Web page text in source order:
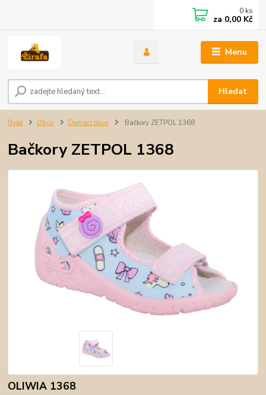
Menu
Hledat
0 ks
za 0,00 Kč
Úvod Obuv Domácí obuv Bačkory ZETPOL 1368
Bačkory ZETPOL 1368
OLIWIA 1368